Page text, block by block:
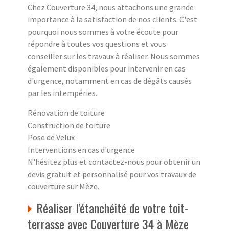
Chez Couverture 34, nous attachons une grande
importance à la satisfaction de nos clients. C'est
pourquoi nous sommes à votre écoute pour
répondre à toutes vos questions et vous
conseiller sur les travaux à réaliser. Nous sommes
également disponibles pour intervenir en cas
d'urgence, notamment en cas de dégâts causés
par les intempéries.
Rénovation de toiture
Construction de toiture
Pose de Velux
Interventions en cas d'urgence
N'hésitez plus et contactez-nous pour obtenir un
devis gratuit et personnalisé pour vos travaux de
couverture sur Mèze.
Réaliser l'étanchéité de votre toit-
terrasse avec Couverture 34 à Mèze